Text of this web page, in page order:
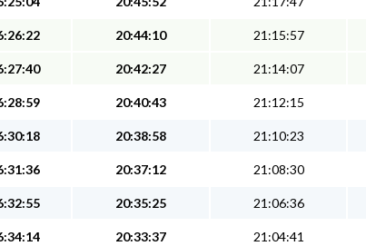
20:44:10 21:15:57
20:42:27 21:14:07
20:40:43 21:12:15
20:38:58 21:10:23
20:37:12 21:08:30
20:35:25 21:06:36
20:33:37 21:04:41